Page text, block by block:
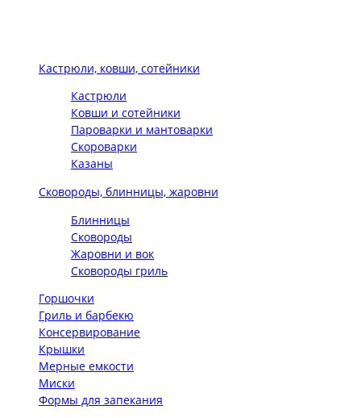
Кастрюли, ковши, сотейники
Кастрюли
Ковши и сотейники
Пароварки и мантоварки
Скороварки
Казаны
Сковороды, блинницы, жаровни
Блинницы
Сковороды
Жаровни и вок
Сковороды гриль
Горшочки
Гриль и барбекю
Консервирование
Крышки
Мерные емкости
Миски
Формы для запекания